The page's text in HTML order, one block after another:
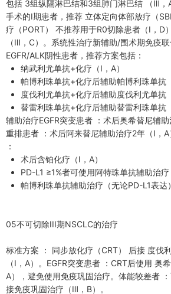
包括 3组纵隔淋巴结和3组肺门淋巴结 （Ⅲ，
手术的I期患者，推荐 立体定向体部放疗（
疗（PORT） 不推荐用于R0切除患者（Ⅰ，D
（Ⅲ，C）。系统性治疗新辅助/围术期免疫
EGFR/ALK阴性患者，推荐方案包括：
纳武利尤单抗+化疗（Ⅰ，A）
帕博利珠单抗+化疗后辅助帕博利珠单抗（
度伐利尤单抗+化疗后辅助度伐利尤单抗（
替雷利珠单抗+化疗后辅助替雷利珠单抗（
辅助治疗EGFR突变患者 ：术后奥希替尼辅
重排患者 ：术后阿来替尼辅助治疗2年（Ⅰ，
：
术后含铂化疗（Ⅰ，A）
PD-L1 ≥1%者可使用阿特珠单抗辅助治疗
帕博利珠单抗辅助治疗（无论PD-L1表达
05不可切除III期NSCLC的治疗
标准方案 ： 同步放化疗（CRT） 后接 度伐
（Ⅰ，A）。EGFR突变患者 ：CRT后使用 奥
A），避免使用免疫巩固治疗。体能较差者
接免疫巩固治疗（Ⅲ，B）。